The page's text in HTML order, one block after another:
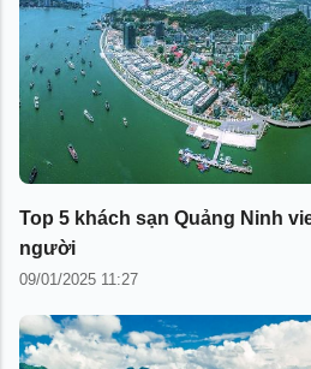
Top 5 khách sạn Quảng Ninh
người
09/01/2025 11:27